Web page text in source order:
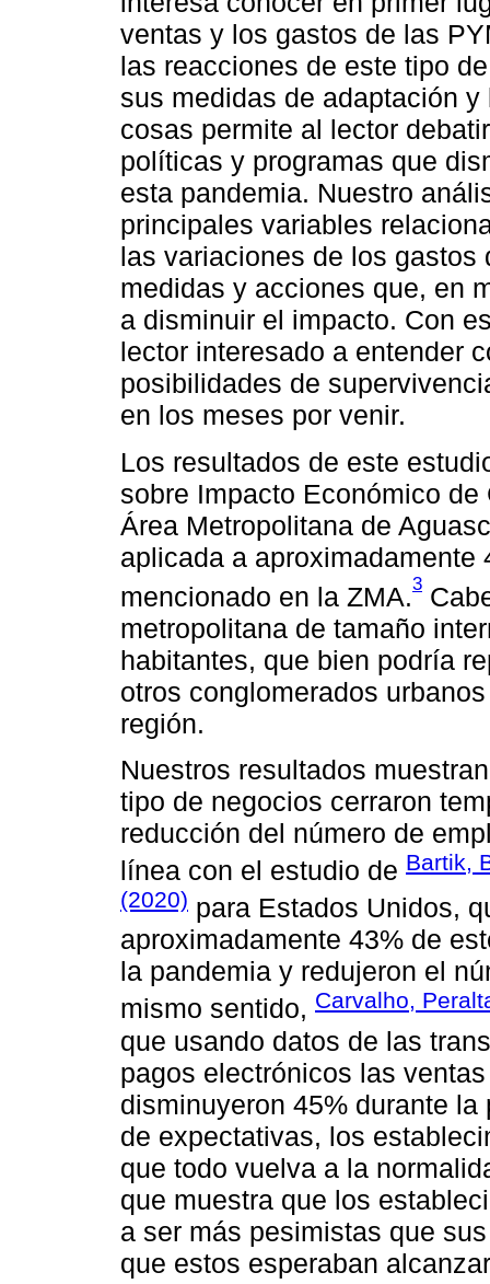
ventas y los gastos de las
las reacciones de este tipo
sus medidas de adaptación
cosas permite al lector
políticas y programas que
esta pandemia. Nuestro
principales variables
las variaciones de los
medidas y acciones que, en
a disminuir el impacto. Con
lector interesado a entender
posibilidades de
en los meses por venir.
Los resultados de este
sobre Impacto Económico
Área Metropolitana de
aplicada a
mencionado en la ZMA.3
metropolitana de tamaño
habitantes, que bien podría
otros conglomerados
región.
Nuestros resultados
tipo de negocios cerraron
reducción del número de
línea con el estudio de Bartik,
(2020) para Estados Unidos,
aproximadamente 43% de
la pandemia y redujeron el
mismo sentido, Carvalho,
que usando datos de las
pagos electrónicos las
disminuyeron 45% durante
de expectativas, los
que todo vuelva a la
que muestra que los
a ser más pesimistas que
que estos esperaban